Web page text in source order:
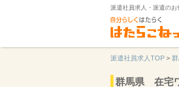
派遣社員求人・派遣のお
派遣社員求人TOP >
群馬県 在宅